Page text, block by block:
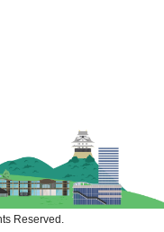
Reserved.